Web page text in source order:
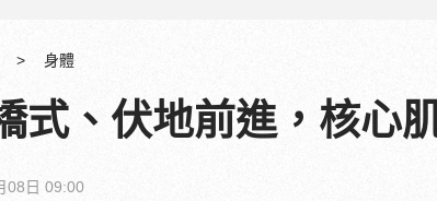
身體
式、伏地前進，核心
08日 09:00